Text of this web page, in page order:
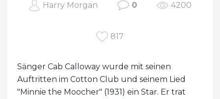
Harry Morgan 0 4200
817
Sänger Cab Calloway wurde mit seinen
Auftritten im Cotton Club und seinem Lied
"Minnie the Moocher" (1931) ein Star. Er trat